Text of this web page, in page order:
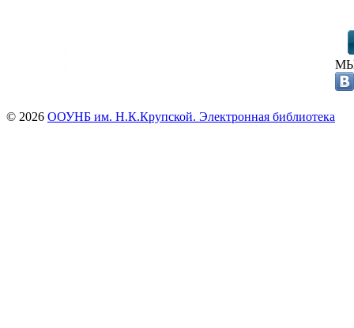
© 2026 ООУНБ им. Н.К.Крупской. Электронная библиотека